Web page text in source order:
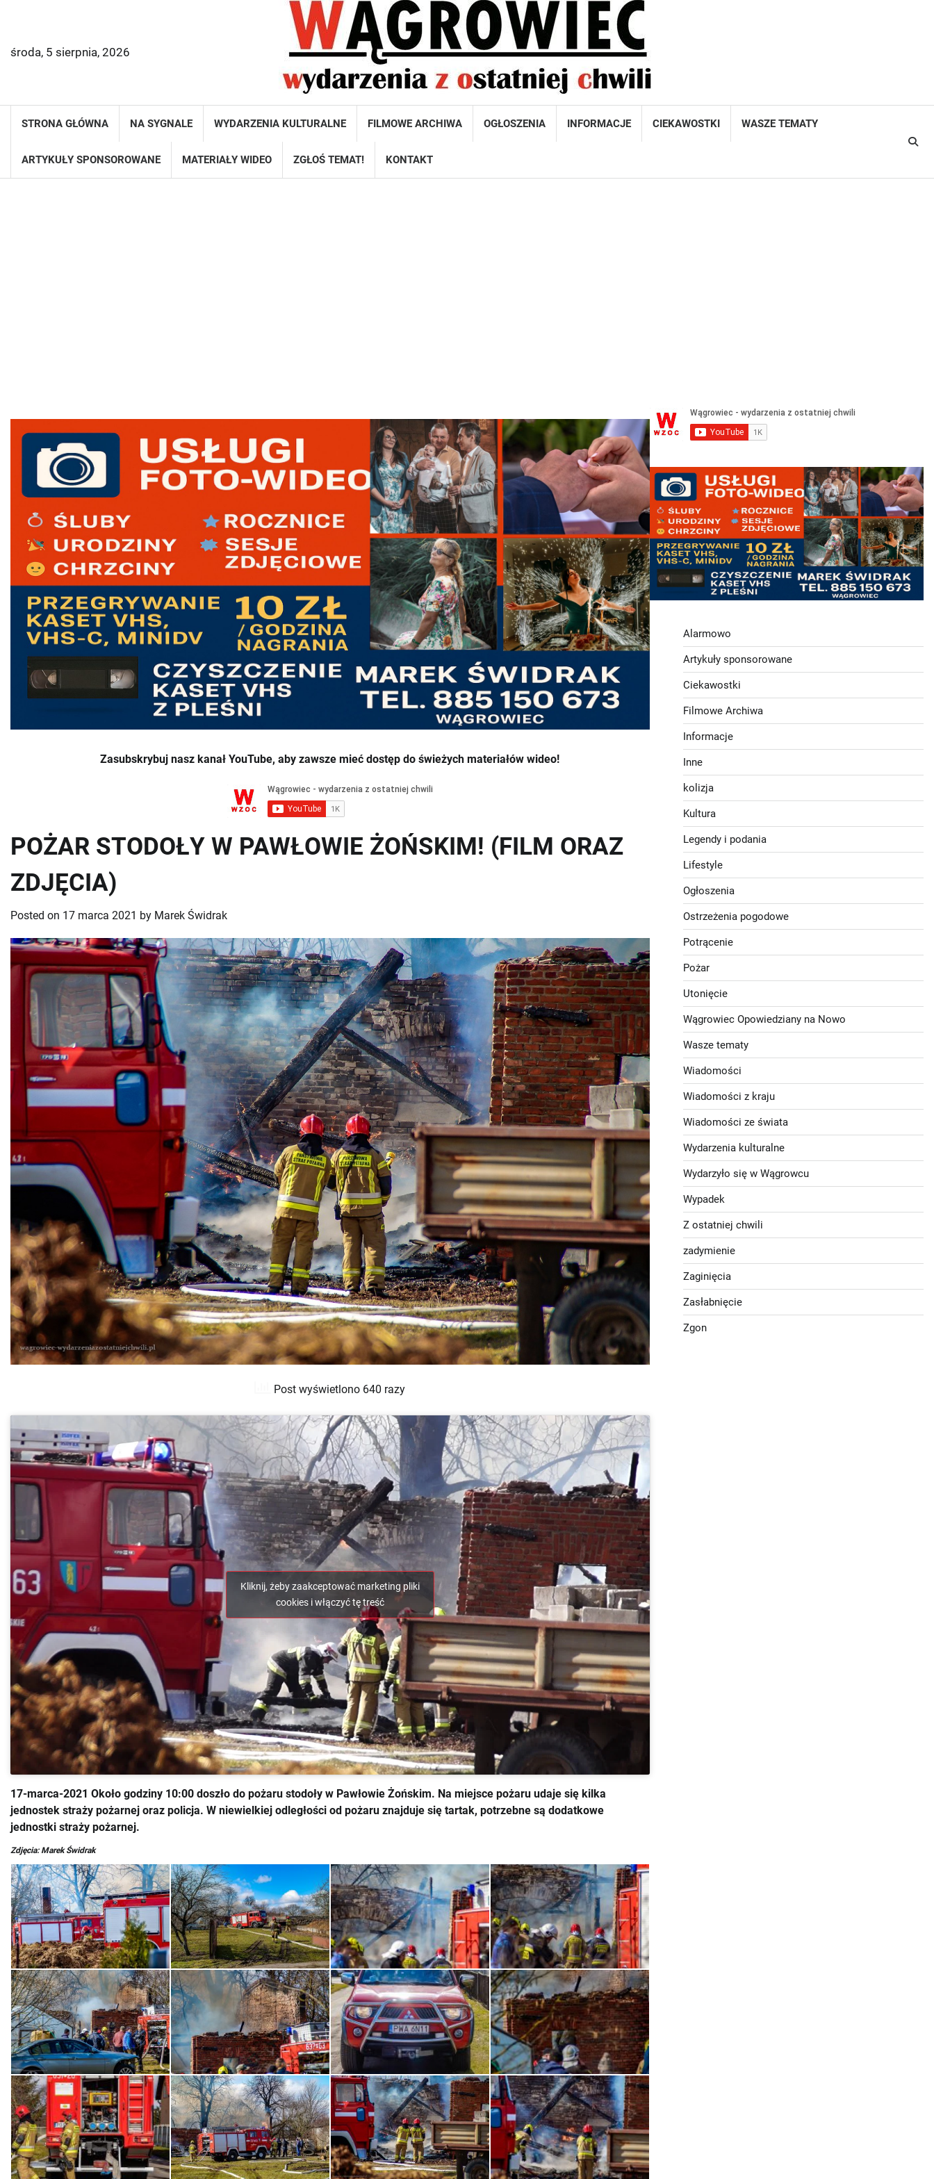
środa, 5 sierpnia, 2026
STRONA GŁÓWNA NA SYGNALE WYDARZENIA KULTURALNE FILMOWE ARCHIWA OGŁOSZENIA INFORMACJE CIEKAWOSTKI WASZE TEMATY
ARTYKUŁY SPONSOROWANE MATERIAŁY WIDEO ZGŁOŚ TEMAT! KONTAKT
Zasubskrybuj nasz kanał YouTube, aby zawsze mieć dostęp do świeżych materiałów wideo!
POŻAR STODOŁY W PAWŁOWIE ŻOŃSKIM! (FILM ORAZ
ZDJĘCIA)
Posted on 17 marca 2021 by Marek Świdrak
Post wyświetlono 640 razy
Kliknij, żeby zaakceptować marketing pliki
cookies i włączyć tę treść
17-marca-2021 Około godziny 10:00 doszło do pożaru stodoły w Pawłowie Żońskim. Na miejsce pożaru udaje się kilka
jednostek straży pożarnej oraz policja. W niewielkiej odległości od pożaru znajduje się tartak, potrzebne są dodatkowe
jednostki straży pożarnej.
Zdjęcia: Marek Świdrak
Alarmowo
Artykuły sponsorowane
Ciekawostki
Filmowe Archiwa
Informacje
Inne
kolizja
Kultura
Legendy i podania
Lifestyle
Ogłoszenia
Ostrzeżenia pogodowe
Potrącenie
Pożar
Utonięcie
Wągrowiec Opowiedziany na Nowo
Wasze tematy
Wiadomości
Wiadomości z kraju
Wiadomości ze świata
Wydarzenia kulturalne
Wydarzyło się w Wągrowcu
Wypadek
Z ostatniej chwili
zadymienie
Zaginięcia
Zasłabnięcie
Zgon